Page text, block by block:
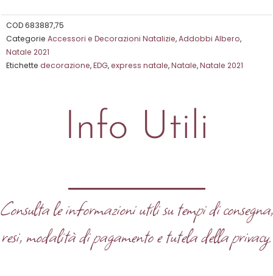
su
5
COD683887,75
Categorie Accessori e Decorazioni Natalizie,Addobbi Albero,
Natale 2021
Etichette decorazione,EDG,express natale,Natale,Natale 2021
Info Utili
Consulta le informazioni utili su tempi di consegna,
resi, modalità di pagamento e tutela della privacy.